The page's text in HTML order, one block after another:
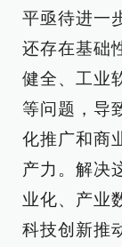
平亟待进一
还存在基础
健全、工业
等问题，导
化推广和商
产力。解决
业化、产业
科技创新推